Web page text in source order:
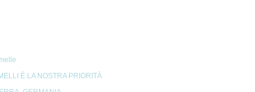
È LA NOSTRA PRIORITÀ